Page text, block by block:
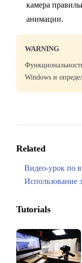
камера
анимации.
WARNING
Windows и
Related
Видео-урок по
Использование
Tutorials